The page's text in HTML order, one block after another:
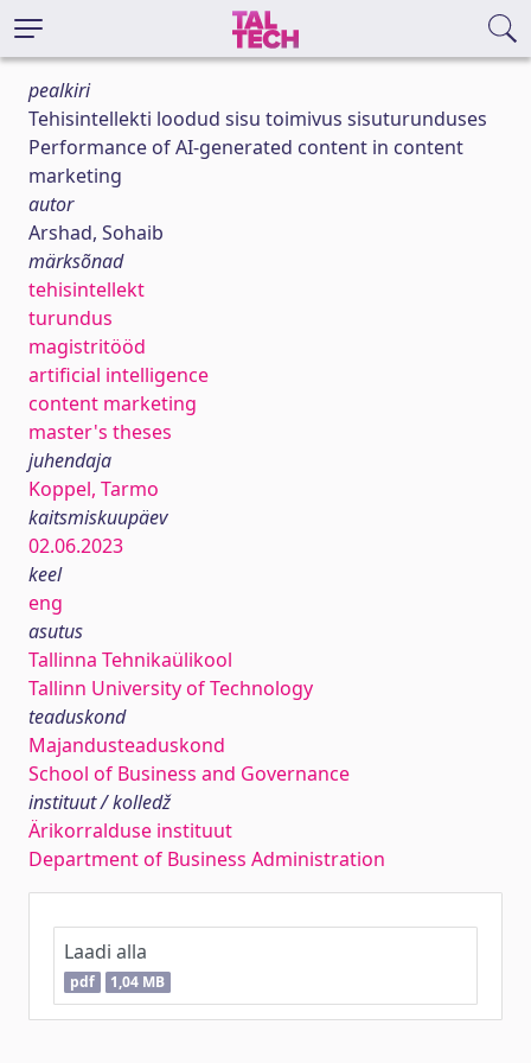
pealkiri
Tehisintellekti loodud sisu toimivus sisuturunduses
Performance of AI-generated content in content
marketing
autor
Arshad, Sohaib
märksõnad
tehisintellekt
turundus
magistritööd
artificial intelligence
content marketing
master's theses
juhendaja
Koppel, Tarmo
kaitsmiskuupäev
02.06.2023
keel
eng
asutus
Tallinna Tehnikaülikool
Tallinn University of Technology
teaduskond
Majandusteaduskond
School of Business and Governance
instituut / kolledž
Ärikorralduse instituut
Department of Business Administration
Laadi alla
pdf 1,04 MB